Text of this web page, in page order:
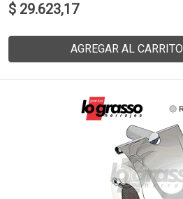
$ 29.623,17
AGREGAR AL CARRITO